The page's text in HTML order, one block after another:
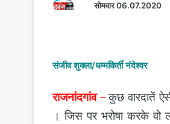
सोमवार 06.07.2020
संजीव शुक्ला/धम्मकिर्ती नंदेश्वर
राजनांदगांव–कुछ वारदातें
। जिस पर भरोषा करके